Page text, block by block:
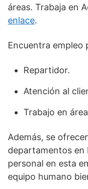
áreas. Trabaja en
enlace.
Encuentra empleo
Repartidor.
Atención al
Trabajo en
Además, se
departamentos en
personal en esta
equipo humano